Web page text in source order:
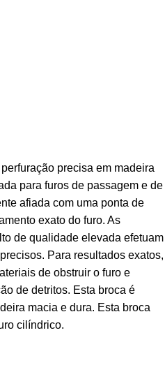
precisa em madeira
para furos de passagem e de
afiada com uma ponta de
exato do furo. As
de qualidade elevada efetuam
Para resultados exatos,
de obstruir o furo e
de detritos. Esta broca é
macia e dura. Esta broca
cilíndrico.